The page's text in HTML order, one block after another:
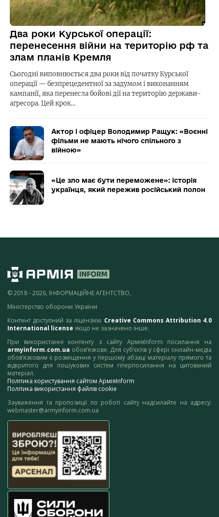
Два роки Курської операції:
перенесення війни на територію рф та
злам планів Кремля
Сьогодні виповнюється два роки від початку Курської
операції — безпрецедентної за задумом і виконанням
кампанії, яка перенесла бойові дії на територію держави-
агресора. Цей крок…
Актор і офіцер Володимир Ращук: «Воєнні
фільми не мають нічого спільного з
війною»
«Це зло має бути переможене»: історія
українця, який пережив російський полон
© 2018 - 2026, ІНФОРМАЦІЙНЕ АГЕНТСТВО,
Міністерство оборони України
Контент доступний за ліцензією Creative Commons Attribution 4.0
International license якщо не зазначено інше.
При використанні контенту з сайту АрміяInform посилання на
armyinform.com.ua обов’язкове. Для суб’єктів у сфері онлайн-медіа
обов’язковим є розміщення у першому абзаці матеріалу прямого та
відкритого для пошукових систем гіперпосилання на цитований
матеріал.
Політика користування сайтом АрміяInform
Політика використання файлів cookie
Зауваження та пропозиції по роботі сайту надсилайте на адресу:
webmaster@armyinform.com.ua